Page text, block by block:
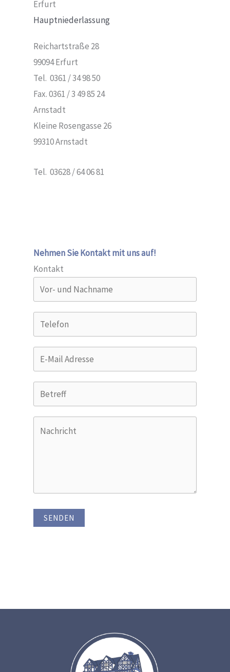
Erfurt
Hauptniederlassung
Reichartstraße 28
99094 Erfurt
Tel. 0361 / 34 98 50
Fax. 0361 / 3 49 85 24
Arnstadt
Kleine Rosengasse 26
99310 Arnstadt
Tel. 03628 / 64 06 81
Nehmen Sie Kontakt mit uns auf!
Kontakt
SENDEN